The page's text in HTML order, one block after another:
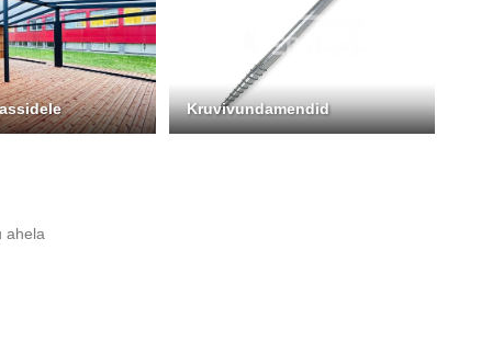
Kruvivundamendid
ahela